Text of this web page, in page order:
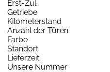
Erst-Zul.
Getriebe
Kilometerstand
Anzahl der Türen
Farbe
Standort
Lieferzeit
Unsere Nummer